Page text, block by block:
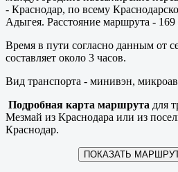
- Краснодар, по всему
Адыгея. Расстояние маршрута - 169
Время в пути согласно данным от
составляет около 3 часов.
Вид транспорта - минивэн,
Подробная карта маршрута для
Мезмай из Краснодара или из
Краснодар.
ПОКАЗАТЬ